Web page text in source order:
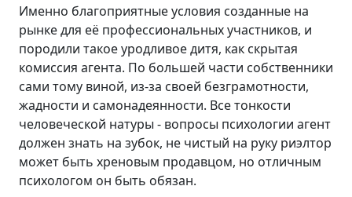
Именно благоприятные условия созданные на
рынке для её профессиональных участников, и
породили такое уродливое дитя, как скрытая
комиссия агента. По большей части собственники
сами тому виной, из-за своей безграмотности,
жадности и самонадеянности. Все тонкости
человеческой натуры - вопросы психологии агент
должен знать на зубок, не чистый на руку риэлтор
может быть хреновым продавцом, но отличным
психологом он быть обязан.